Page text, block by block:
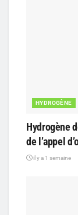
HYDROGÈNE
Hydrogène
de l’appel
il y a 1 semaine